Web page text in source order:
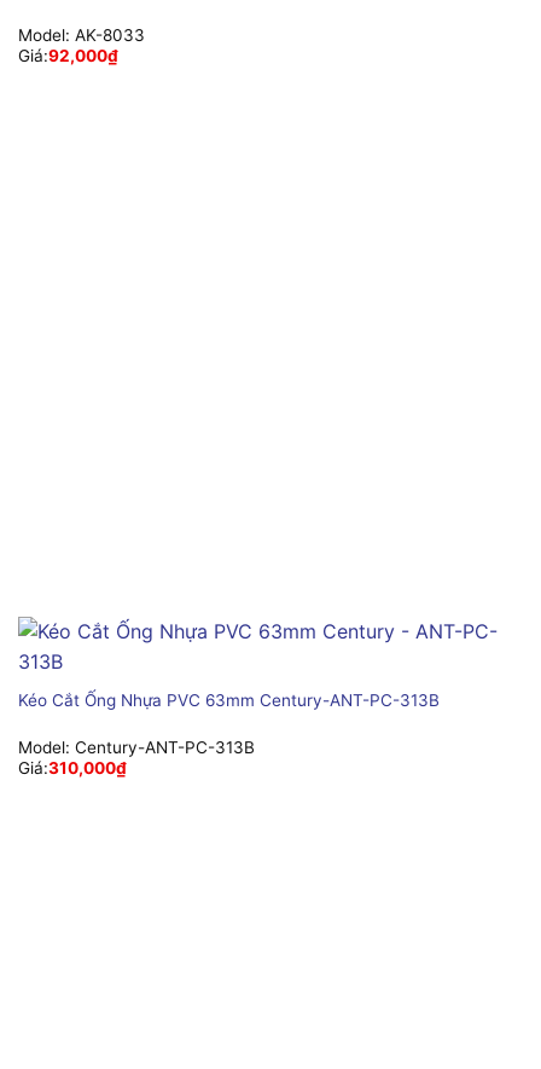
Model: AK-8033
Giá:92,000₫
Kéo Cắt Ống Nhựa PVC 63mm Century-ANT-PC-313B
Model: Century-ANT-PC-313B
Giá:310,000₫